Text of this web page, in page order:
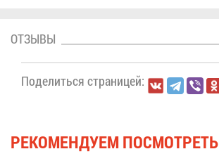
ОТ­ЗЫ­ВЫ
По­де­лить­ся стра­ни­цей:
РЕ­КО­МЕН­ДУ­ЕМ ПО­СМОТ­РЕТЬ